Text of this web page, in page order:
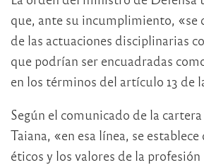
que, ante su incumplimiento, «se
de las actuaciones disciplinarias
que podrían ser encuadradas
en los términos del artículo 13 de
Según el comunicado de la
Taiana, «en esa línea, se
éticos y los valores de la